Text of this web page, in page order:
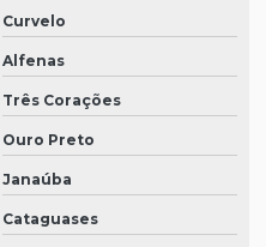
Curvelo
Alfenas
Três Corações
Ouro Preto
Janaúba
Cataguases